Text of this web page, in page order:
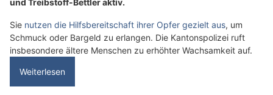
Sie nutzen die Hilfsbereitschaft ihrer Opfer gezielt aus, um
Schmuck oder Bargeld zu erlangen. Die Kantonspolizei ruft
insbesondere ältere Menschen zu erhöhter Wachsamkeit auf.
Weiterlesen